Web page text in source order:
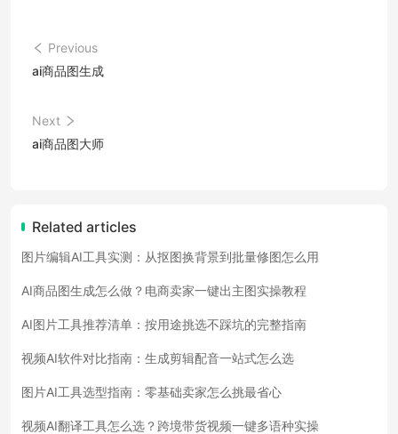
Previous
ai商品图生成
Next
ai商品图大师
Related articles
图片编辑AI工具实测：从抠图换背景到批量修图怎么用
AI商品图生成怎么做？电商卖家一键出主图实操教程
AI图片工具推荐清单：按用途挑选不踩坑的完整指南
视频AI软件对比指南：生成剪辑配音一站式怎么选
图片AI工具选型指南：零基础卖家怎么挑最省心
视频AI翻译工具怎么选？跨境带货视频一键多语种实操